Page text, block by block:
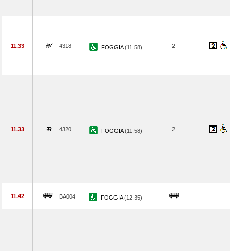
11.33 4318 FOGGIA(11.58) 2
11.33 4320 FOGGIA(11.58) 2
11.42 BA004 FOGGIA(12.35)